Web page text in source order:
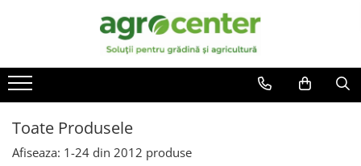
Toate Produsele
Seminte de legume
Ardei
Broccoli
Castraveti
Ingrasaminte
Irigatii
Plante furajere
Turba
Toate Produsele
Afiseaza: 1-24 din 2012 produse